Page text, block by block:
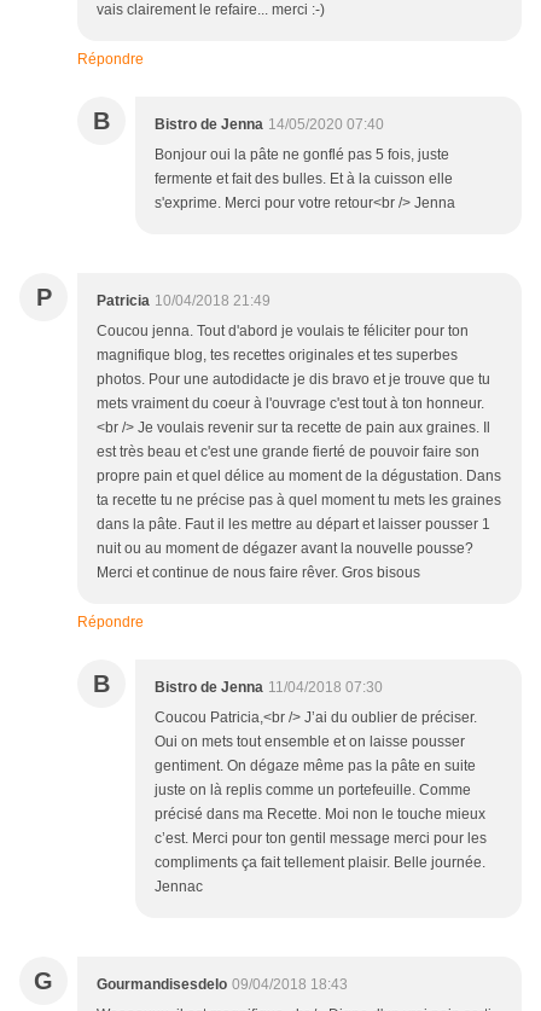
vais clairement le refaire... merci :-)
Répondre
B Bistro de Jenna 14/05/2020 07:40
Bonjour oui la pâte ne gonflé pas 5 fois, juste
fermente et fait des bulles. Et à la cuisson elle
s'exprime. Merci pour votre retour<br /> Jenna
P Patricia 10/04/2018 21:49
Coucou jenna. Tout d'abord je voulais te féliciter pour ton
magnifique blog, tes recettes originales et tes superbes
photos. Pour une autodidacte je dis bravo et je trouve que tu
mets vraiment du coeur à l'ouvrage c'est tout à ton honneur.
<br /> Je voulais revenir sur ta recette de pain aux graines. Il
est très beau et c'est une grande fierté de pouvoir faire son
propre pain et quel délice au moment de la dégustation. Dans
ta recette tu ne précise pas à quel moment tu mets les graines
dans la pâte. Faut il les mettre au départ et laisser pousser 1
nuit ou au moment de dégazer avant la nouvelle pousse?
Merci et continue de nous faire rêver. Gros bisous
Répondre
B Bistro de Jenna 11/04/2018 07:30
Coucou Patricia,<br /> J’ai du oublier de préciser.
Oui on mets tout ensemble et on laisse pousser
gentiment. On dégaze même pas la pâte en suite
juste on là replis comme un portefeuille. Comme
précisé dans ma Recette. Moi non le touche mieux
c’est. Merci pour ton gentil message merci pour les
compliments ça fait tellement plaisir. Belle journée.
Jennac
G Gourmandisesdelo 09/04/2018 18:43